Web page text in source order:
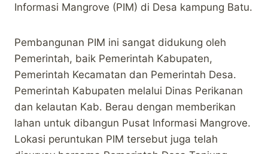
Informasi Mangrove (PIM) di Desa kampung Batu.
Pembangunan PIM ini sangat didukung oleh
Pemerintah, baik Pemerintah Kabupaten,
Pemerintah Kecamatan dan Pemerintah Desa.
Pemerintah Kabupaten melalui Dinas Perikanan
dan kelautan Kab. Berau dengan memberikan
lahan untuk dibangun Pusat Informasi Mangrove.
Lokasi peruntukan PIM tersebut juga telah